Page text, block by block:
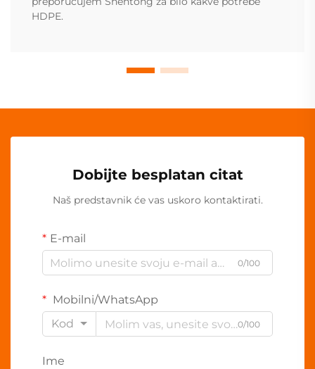
HDPE.
Dobijte besplatan citat
Naš predstavnik će vas uskoro kontaktirati.
E-mail
0/100
Mobilni/WhatsApp
Kod
0/100
Ime